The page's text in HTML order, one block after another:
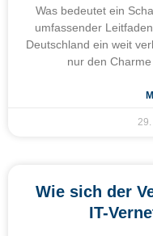
Was bedeutet ein
umfassender
Deutschland ein weit
nur den
Wie sich der
IT-